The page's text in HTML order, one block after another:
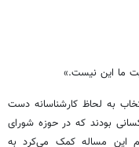
ما این نیست.»
به لحاظ کار‌شناسانه دست
بودند که در حوزه شورای
این مساله کمک می‌کرد به